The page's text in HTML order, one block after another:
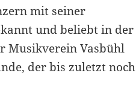
mit seiner
und beliebt in der
Musikverein Vasbühl
der bis zuletzt noch